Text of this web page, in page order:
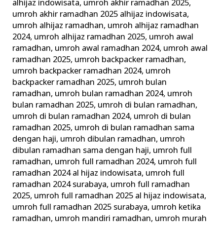
alhijaz indowisata, umroh akhir ramadhan 2025,
umroh akhir ramadhan 2025 alhijaz indowisata,
umroh alhijaz ramadhan, umroh alhijaz ramadhan
2024, umroh alhijaz ramadhan 2025, umroh awal
ramadhan, umroh awal ramadhan 2024, umroh awal
ramadhan 2025, umroh backpacker ramadhan,
umroh backpacker ramadhan 2024, umroh
backpacker ramadhan 2025, umroh bulan
ramadhan, umroh bulan ramadhan 2024, umroh
bulan ramadhan 2025, umroh di bulan ramadhan,
umroh di bulan ramadhan 2024, umroh di bulan
ramadhan 2025, umroh di bulan ramadhan sama
dengan haji, umroh dibulan ramadhan, umroh
dibulan ramadhan sama dengan haji, umroh full
ramadhan, umroh full ramadhan 2024, umroh full
ramadhan 2024 al hijaz indowisata, umroh full
ramadhan 2024 surabaya, umroh full ramadhan
2025, umroh full ramadhan 2025 al hijaz indowisata,
umroh full ramadhan 2025 surabaya, umroh ketika
ramadhan, umroh mandiri ramadhan, umroh murah